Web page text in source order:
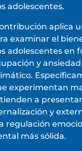
adolescentes.
aplica
examinar el
adolescentes en
y
experimentan
a
y
regulación
más sólida.